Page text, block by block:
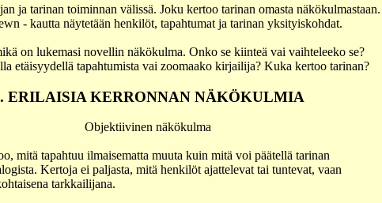
ja tarinan toiminnan välissä. Joku kertoo tarinan omasta näkökulmastaan.
- kautta näytetään henkilöt, tapahtumat ja tarinan yksityiskohdat.
on lukemasi novellin näkökulma. Onko se kiinteä vai vaihteleeko se?
etäisyydellä tapahtumista vai zoomaako kirjailija? Kuka kertoo tarinan?
ERILAISIA KERRONNAN NÄKÖKULMIA
Objektiivinen näkökulma
mitä tapahtuu ilmaisematta muuta kuin mitä voi päätellä tarinan
Kertoja ei paljasta, mitä henkilöt ajattelevat tai tuntevat, vaan
tarkkailijana.